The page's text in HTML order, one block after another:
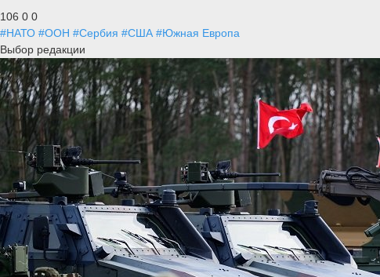
106 0 0
#НАТО #ООН #Сербия #США #Южная Европа
Выбор редакции